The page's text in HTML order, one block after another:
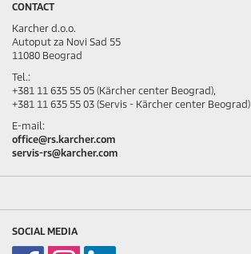
CONTACT
Karcher d.o.o.
Autoput za Novi Sad 55
11080 Beograd
Tel.:
+381 11 635 55 05 (Kärcher center Beograd),
+381 11 635 55 03 (Servis - Kärcher center Beograd)
E-mail:
office@rs.karcher.com
servis-rs@karcher.com
SOCIAL MEDIA